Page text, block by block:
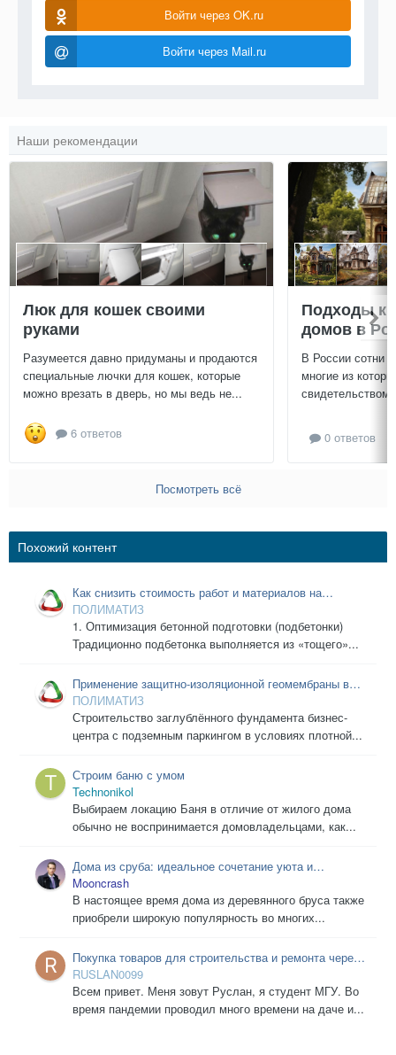
Войти через OK.ru
Войти через Mail.ru
Наши рекомендации
Люк для кошек своими
руками
Разумеется давно придуманы и продаются
специальные лючки для кошек, которые
можно врезать в дверь, но мы ведь не...
6 ответов
Подходы к
домов в
В России сотни
многие из
свидетельством
0 ответов
Посмотреть всё
Похожий контент
Как снизить стоимость работ и материалов на
бетонной подготовке и гидроизоляции?
ПОЛИМАТИЗ
1. Оптимизация бетонной подготовки (подбетонки)
Традиционно подбетонка выполняется из «тощего»...
Применение защитно-изоляционной геомембраны в
зимних условиях
ПОЛИМАТИЗ
Строительство заглублённого фундамента бизнес-
центра с подземным паркингом в условиях плотной...
Строим баню с умом
Technonikol
Выбираем локацию Баня в отличие от жилого дома
обычно не воспринимается домовладельцами, как...
Дома из сруба: идеальное сочетание уюта и
прочности.
Mooncrash
В настоящее время дома из деревянного бруса также
приобрели широкую популярность во многих...
Покупка товаров для строительства и ремонта через
интернет
RUSLAN0099
Всем привет. Меня зовут Руслан, я студент МГУ. Во
время пандемии проводил много времени на даче и...